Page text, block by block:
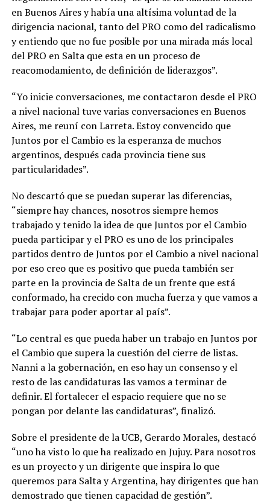
en Buenos Aires y había una altísima voluntad de la
dirigencia nacional, tanto del PRO como del radicalismo
y entiendo que no fue posible por una mirada más local
del PRO en Salta que esta en un proceso de
reacomodamiento, de definición de liderazgos”.
“Yo inicie conversaciones, me contactaron desde el PRO
a nivel nacional tuve varias conversaciones en Buenos
Aires, me reuní con Larreta. Estoy convencido que
Juntos por el Cambio es la esperanza de muchos
argentinos, después cada provincia tiene sus
particularidades”.
No descartó que se puedan superar las diferencias,
“siempre hay chances, nosotros siempre hemos
trabajado y tenido la idea de que Juntos por el Cambio
pueda participar y el PRO es uno de los principales
partidos dentro de Juntos por el Cambio a nivel nacional
por eso creo que es positivo que pueda también ser
parte en la provincia de Salta de un frente que está
conformado, ha crecido con mucha fuerza y que vamos a
trabajar para poder aportar al país”.
“Lo central es que pueda haber un trabajo en Juntos por
el Cambio que supera la cuestión del cierre de listas.
Nanni a la gobernación, en eso hay un consenso y el
resto de las candidaturas las vamos a terminar de
definir. El fortalecer el espacio requiere que no se
pongan por delante las candidaturas”, finalizó.
Sobre el presidente de la UCB, Gerardo Morales, destacó
“uno ha visto lo que ha realizado en Jujuy. Para nosotros
es un proyecto y un dirigente que inspira lo que
queremos para Salta y Argentina, hay dirigentes que han
demostrado que tienen capacidad de gestión”.